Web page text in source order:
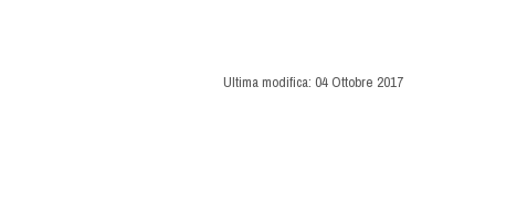
Ultima modifica: 04 Ottobre 2017